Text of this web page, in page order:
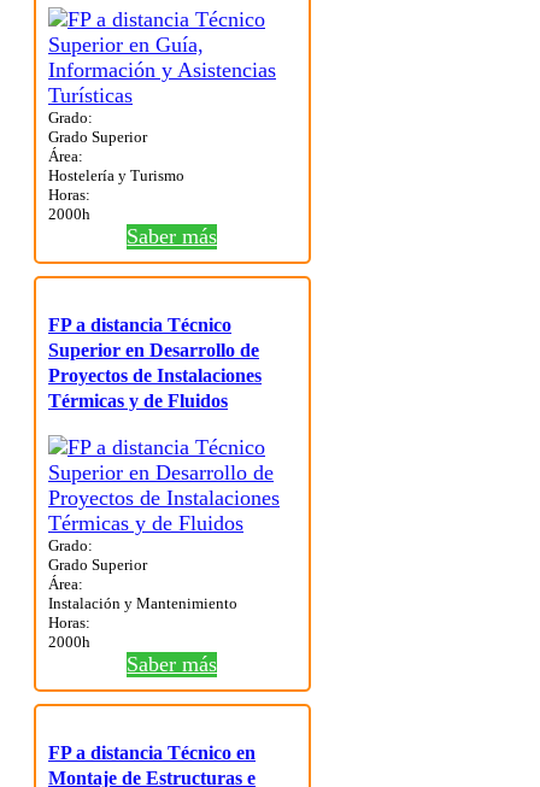
Grado:
Grado Superior
Área:
Hostelería y Turismo
Horas:
2000h
Saber más
FP a distancia Técnico
Superior en Desarrollo de
Proyectos de Instalaciones
Térmicas y de Fluidos
Grado:
Grado Superior
Área:
Instalación y Mantenimiento
Horas:
2000h
Saber más
FP a distancia Técnico en
Montaje de Estructuras e